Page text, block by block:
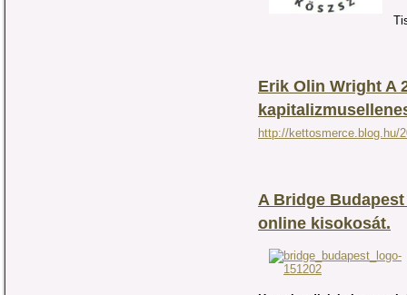
Erik Olin Wright A
http://kettosmerce.blog.hu/
A Bridge
online kisokosát.